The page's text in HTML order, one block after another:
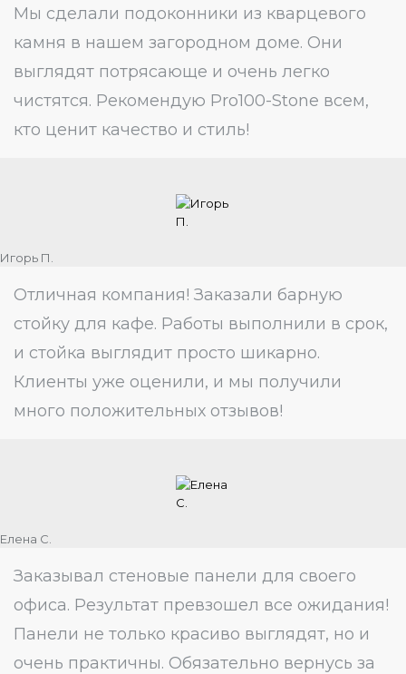
Мы сделали подоконники из кварцевого
камня в нашем загородном доме. Они
выглядят потрясающе и очень легко
чистятся. Рекомендую Pro100-Stone всем,
кто ценит качество и стиль!
Игорь П.
Отличная компания! Заказали барную
стойку для кафе. Работы выполнили в срок,
и стойка выглядит просто шикарно.
Клиенты уже оценили, и мы получили
много положительных отзывов!
Елена С.
Заказывал стеновые панели для своего
офиса. Результат превзошел все ожидания!
Панели не только красиво выглядят, но и
очень практичны. Обязательно вернусь за